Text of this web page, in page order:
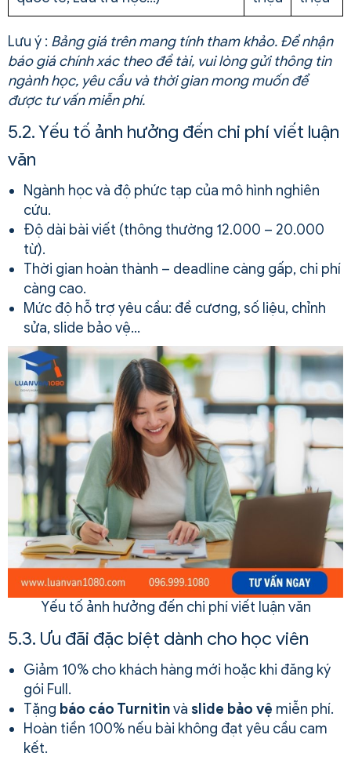
Lưu ý : Bảng giá trên mang tính tham khảo. Để nhận
báo giá chính xác theo đề tài, vui lòng gửi thông tin
ngành học, yêu cầu và thời gian mong muốn để
được tư vấn miễn phí.
5.2. Yếu tố ảnh hưởng đến chi phí viết luận
văn
Ngành học và độ phức tạp của mô hình nghiên
cứu.
Độ dài bài viết (thông thường 12.000 – 20.000
từ).
Thời gian hoàn thành – deadline càng gấp, chi phí
càng cao.
Mức độ hỗ trợ yêu cầu: đề cương, số liệu, chỉnh
sửa, slide bảo vệ…
Yếu tố ảnh hưởng đến chi phí viết luận văn
5.3. Ưu đãi đặc biệt dành cho học viên
Giảm 10% cho khách hàng mới hoặc khi đăng ký
gói Full.
Tặng báo cáo Turnitinvà slide bảo vệ miễn phí.
Hoàn tiền 100% nếu bài không đạt yêu cầu cam
kết.